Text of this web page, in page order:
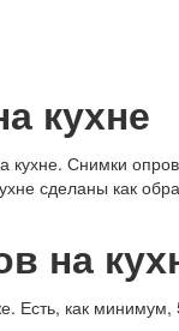
кухне
Снимки
сделаны как
на
как